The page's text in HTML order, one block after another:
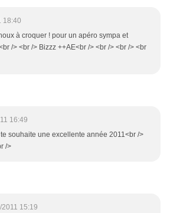
18:40
à croquer ! pour un apéro sympa et
/> <br /> Bizzz ++AE<br /> <br /> <br /> <br
16:49
souhaite une excellente année 2011<br />
/>
15:19